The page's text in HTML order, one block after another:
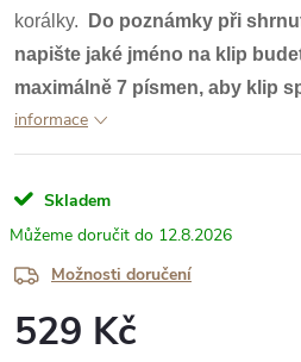
korálky.
Do poznámky při
napište jaké jméno na klip
maximálně 7 písmen, aby klip
informace
Skladem
12.8.2026
Možnosti doručení
529 Kč